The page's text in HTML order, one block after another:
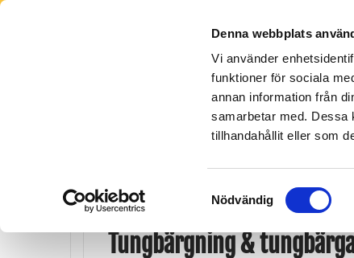
Denna webbplats
Vi använder
funktioner för sociala
annan information från
samarbetar med. Dessa
tillhandahållit eller som
Nödvändig
Orust - Tjörn
0304-663 500
0511-
Tungbärgning &